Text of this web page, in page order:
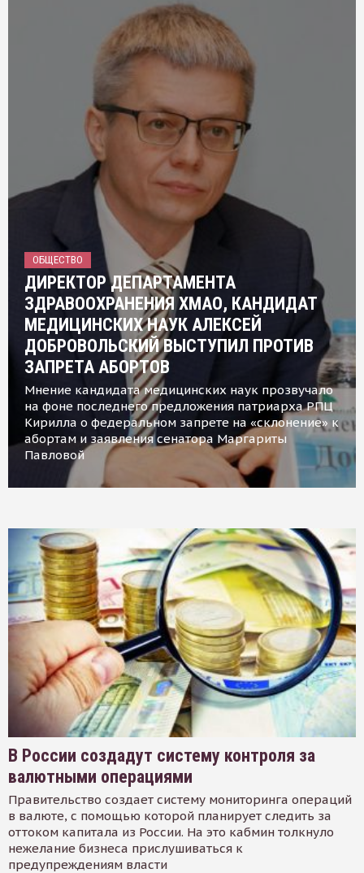
ОБЩЕСТВО
ДИРЕКТОР ДЕПАРТАМЕНТА
ЗДРАВООХРАНЕНИЯ ХМАО, КАНДИДАТ
МЕДИЦИНСКИХ НАУК АЛЕКСЕЙ
ДОБРОВОЛЬСКИЙ ВЫСТУПИЛ ПРОТИВ
ЗАПРЕТА АБОРТОВ
Мнение кандидата медицинских наук прозвучало
на фоне последнего предложения патриарха РПЦ
Кирилла о федеральном запрете на «склонение» к
абортам и заявления сенатора Маргариты
Павловой
В России создадут систему контроля за
валютными операциями
Правительство создает систему мониторинга операций
в валюте, с помощью которой планирует следить за
оттоком капитала из России. На это кабмин толкнуло
нежелание бизнеса прислушиваться к
предупреждениям власти